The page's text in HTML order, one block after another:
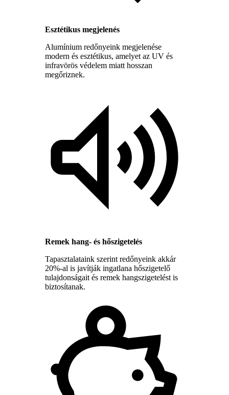
Esztétikus megjelenés
Alumínium redőnyeink megjelenése
modern és esztétikus, amelyet az UV és
infravörös védelem miatt hosszan
megőriznek.
Remek hang- és hőszigetelés
Tapasztalataink szerint redőnyeink akkár
20%-al is javítják ingatlana hőszigetelő
tulajdonságait és remek hangszigetelést is
biztosítanak.